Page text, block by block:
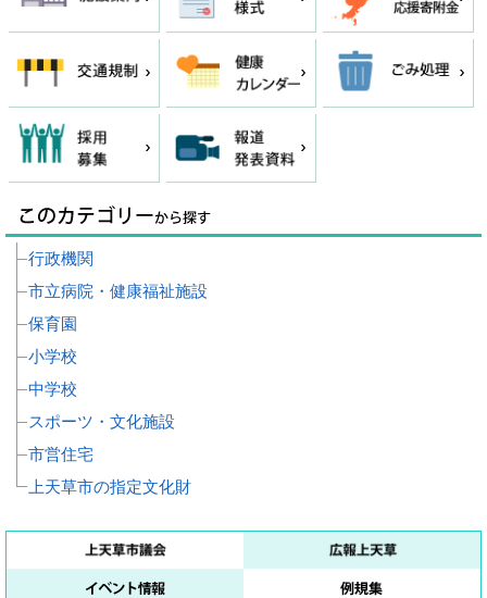
行政機関
市立病院・健康福祉施設
保育園
小学校
中学校
スポーツ・文化施設
市営住宅
上天草市の指定文化財